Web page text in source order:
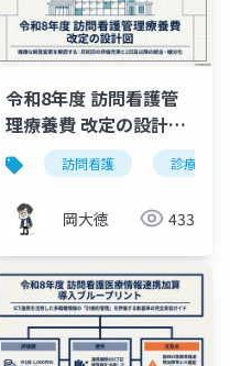
訪問看護 同一建物居住者
令和8年度 訪問看護管
理療養費 改定の設計図
｜月初日の評価充実と2
日目以降の統合・細分
化を解説
訪問看護 診療報酬
岡大徳 433